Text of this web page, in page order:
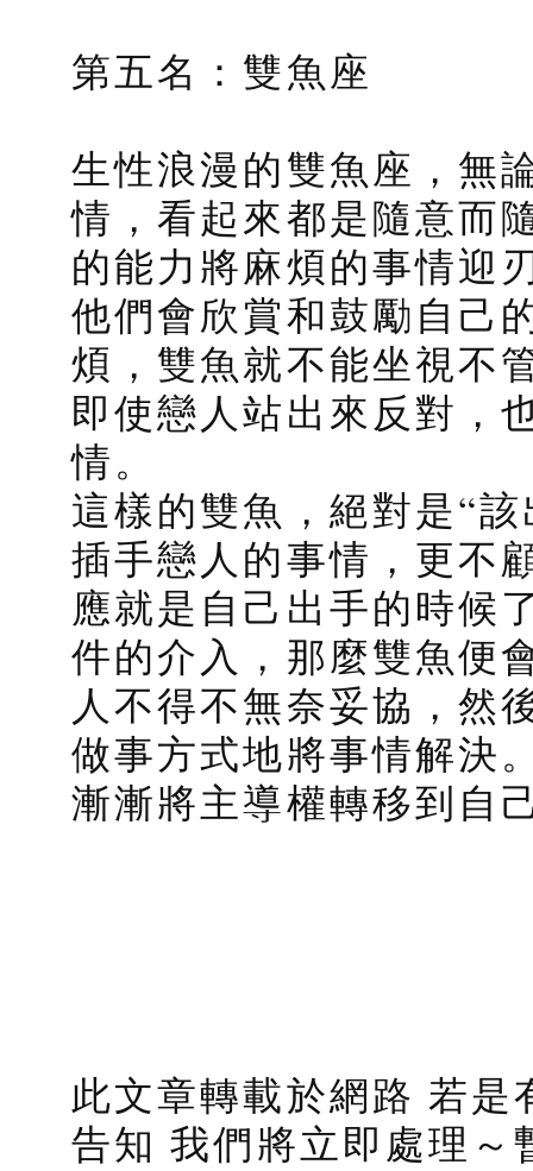
第五名：雙魚座
生性浪漫的雙魚座，無
情，看起來都是隨意而
的能力將麻煩的事情迎
他們會欣賞和鼓勵自己
煩，雙魚就不能坐視不
即使戀人站出來反對，
情。
這樣的雙魚，絕對是“
插手戀人的事情，更不
應就是自己出手的時候
件的介入，那麼雙魚便
人不得不無奈妥協，然
做事方式地將事情解決
漸漸將主導權轉移到自
此文章轉載於網路 若
告知 我們將立即處理～